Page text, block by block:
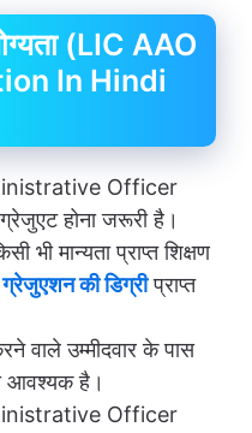
(LIC AAO
In Hindi
Officer
होना जरूरी है।
भी मान्यता प्राप्त शिक्षण
ग्रेजुएशन की डिग्रीप्राप्त
वाले उम्मीदवार के पास
आवश्यक है।
Officer